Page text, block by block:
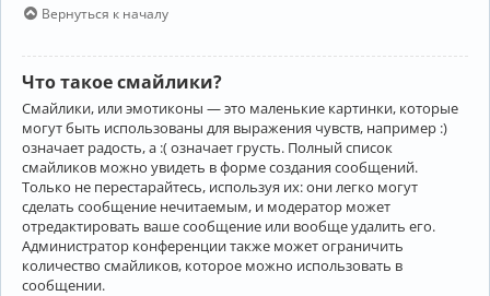
Вернуться к началу
Что такое смайлики?
Смайлики, или эмотиконы — это маленькие картинки, которые
могут быть использованы для выражения чувств, например :)
означает радость, а :( означает грусть. Полный список
смайликов можно увидеть в форме создания сообщений.
Только не перестарайтесь, используя их: они легко могут
сделать сообщение нечитаемым, и модератор может
отредактировать ваше сообщение или вообще удалить его.
Администратор конференции также может ограничить
количество смайликов, которое можно использовать в
сообщении.